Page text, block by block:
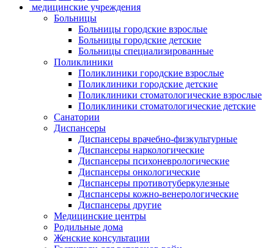
медицинские учреждения
Больницы
Больницы городские взрослые
Больницы городские детские
Больницы специализированные
Поликлиники
Поликлиники городские взрослые
Поликлиники городские детские
Поликлиники стоматологические взрослые
Поликлиники стоматологические детские
Санатории
Диспансеры
Диспансеры врачебно-физкультурные
Диспансеры наркологические
Диспансеры психоневрологические
Диспансеры онкологические
Диспансеры противотуберкулезные
Диспансеры кожно-венерологические
Диспансеры другие
Медицинские центры
Родильные дома
Женские консультации